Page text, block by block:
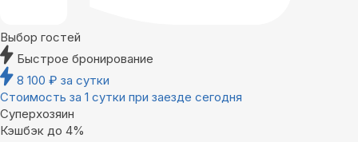
Выбор гостей
Быстрое бронирование
8 100 ₽ за сутки
Стоимость за 1 сутки при заезде сегодня
Суперхозяин
Кэшбэк до 4%